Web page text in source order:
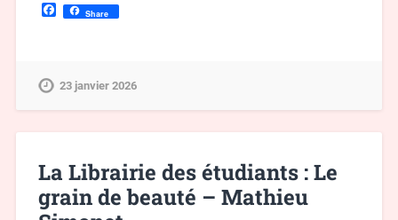
Facebook
Share
23 janvier 2026
La Librairie des étudiants : Le
grain de beauté – Mathieu